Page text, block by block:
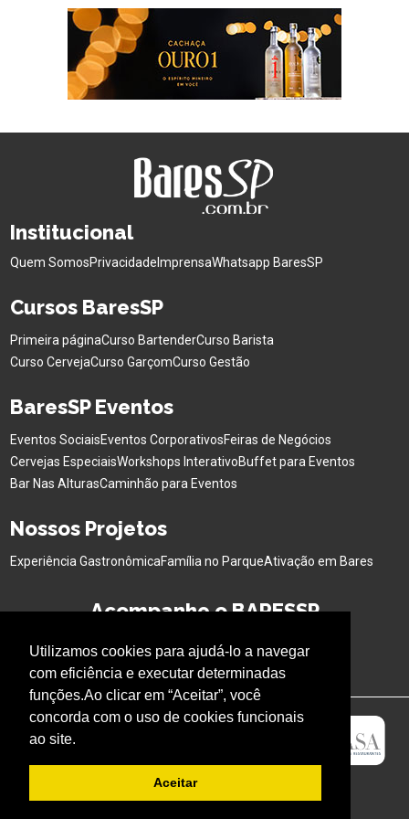
Utilizamos cookies para ajudá-lo a navegar
com eficiência e executar determinadas
funções.Ao clicar em “Aceitar”, você
concorda com o uso de cookies funcionais
ao site.
Aceitar
Institucional
Quem SomosPrivacidade ImprensaWhatsapp BaresSP
Cursos BaresSP
Primeira páginaCurso BartenderCurso Barista
Curso CervejaCurso GarçomCurso Gestão
BaresSP Eventos
Eventos SociaisEventos CorporativosFeiras de Negócios
Cervejas EspeciaisWorkshops InterativoBuffet para Eventos
Bar Nas AlturasCaminhão para Eventos
Nossos Projetos
Experiência GastronômicaFamília no ParqueAtivação em Bares
Acompanhe o BARESSP